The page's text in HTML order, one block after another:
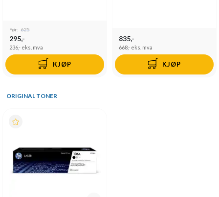
Før: 625
295,-
236,- eks. mva
KJØP
835,-
668,- eks. mva
KJØP
ORIGINAL TONER